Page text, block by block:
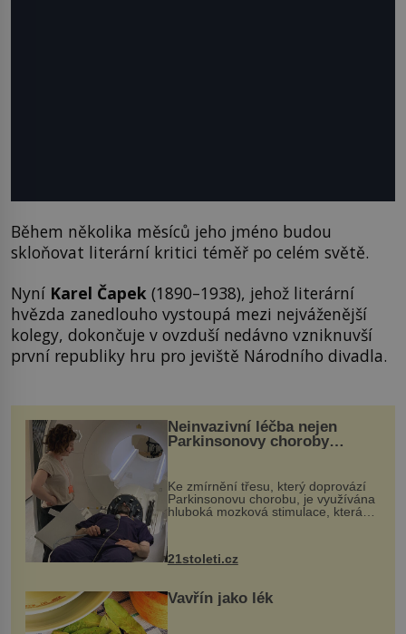
Během několika měsíců jeho jméno budou
skloňovat literární kritici téměř po celém světě.
Nyní Karel Čapek (1890–1938), jehož literární
hvězda zanedlouho vystoupá mezi nejváženější
kolegy, dokončuje v ovzduší nedávno vzniknuvší
první republiky hru pro jeviště Národního divadla.
Neinvazivní léčba nejen
Parkinsonovy choroby
Ke zmírnění třesu, který doprovází
Parkinsonovu chorobu, je využívána
hluboká mozková stimulace, která
však vyžaduje vysoce invazivní
k dostatečně přesnému zacílení ...
21stoleti.cz
Vavřín jako lék